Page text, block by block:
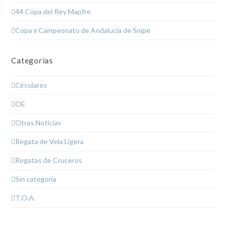
44 Copa del Rey Mapfre
Copa y Campeonato de Andalucía de Snipe
Categorías
Circulares
OE
Otras Noticias
Regata de Vela Ligera
Regatas de Cruceros
Sin categoría
T.O.A.